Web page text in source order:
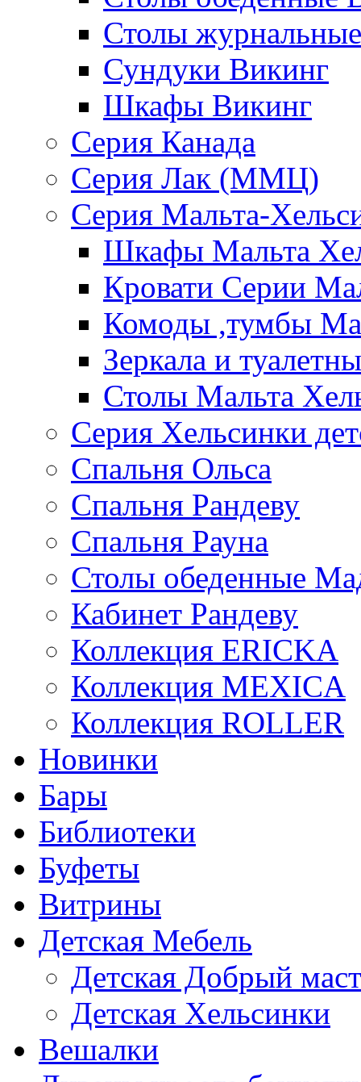
Столы
Сундуки Викинг
Шкафы Викинг
Серия Канада
Серия Лак (ММЦ)
Серия Мальта-
Шкафы Мальта
Кровати Серии
Комоды ,тумбы
Зеркала и
Столы Мальта
Серия Хельсинки
Спальня Ольса
Спальня Рандеву
Спальня Рауна
Столы обеденные
Кабинет Рандеву
Коллекция ERICKA
Коллекция MEXICA
Коллекция ROLLER
Новинки
Бары
Библиотеки
Буфеты
Витрины
Детская Мебель
Детская Добрый
Детская Хельсинки
Вешалки